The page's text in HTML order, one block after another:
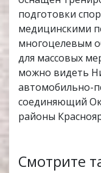
подготовки
медицинскими
многоцелевым
для массовых
можно видеть
автомобильно-
соединяющий
районы
Смотрите